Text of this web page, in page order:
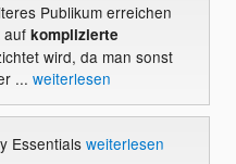
Publikum erreichen
aufkomplizierte
wird, da man sonst
... weiterlesen
Essentialsweiterlesen